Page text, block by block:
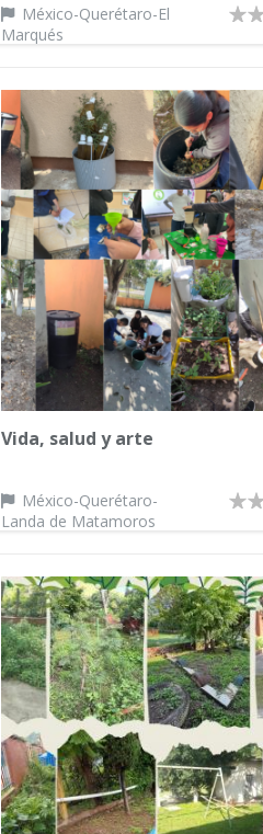
México-Querétaro-El
Marqués
Vida, salud y arte
México-Querétaro-
Landa de Matamoros